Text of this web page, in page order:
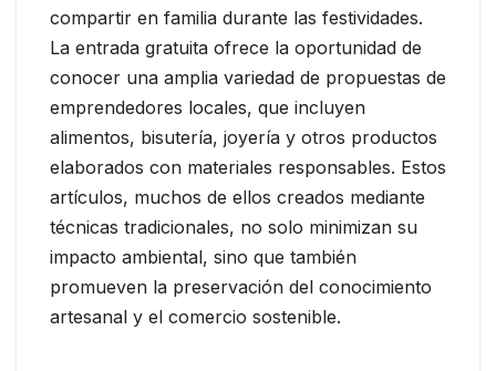
compartir en familia durante las festividades.
La entrada gratuita ofrece la oportunidad de
conocer una amplia variedad de propuestas de
emprendedores locales, que incluyen
alimentos, bisutería, joyería y otros productos
elaborados con materiales responsables. Estos
artículos, muchos de ellos creados mediante
técnicas tradicionales, no solo minimizan su
impacto ambiental, sino que también
promueven la preservación del conocimiento
artesanal y el comercio sostenible.